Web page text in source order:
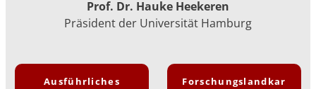
Prof. Dr. Hauke Heekeren
Präsident der Universität Hamburg
Ausführliches
Forschungslandkar